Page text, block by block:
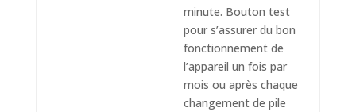
minute. Bouton test
pour s’assurer du bon
fonctionnement de
l’appareil un fois par
mois ou après chaque
changement de pile